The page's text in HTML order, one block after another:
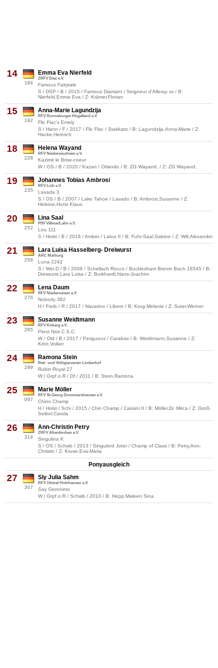
14
184
Emma Eva Nierfeld
ZRFV Diez e.V.
Famous Fairytale
S / DSP / B / 2015 / Famous Diamant / Seigneur d'Alleray xx / B:
Nierfeld,Emma Eva / Z: Krämer,Florian
15
192
Anna-Marie Lagundzija
RFV Ronneburger Hügelland e.V.
Flic Flac's Emely
S / Hann / F / 2017 / Flic Flac / Stakkato / B: Lagundzija,Anna-Marie / Z:
Hacke,Heinrich
18
228
Helena Wayand
RFV Niederzeuzheim e.V.
Kazimir le Brise-coeur
W / OS / B / 2020 / Kazan / Orlando / B: ZG Wayand, / Z: ZG Wayand,
19
235
Johannes Tobias Ambrosi
RFV Lich e.V.
Lavada 3
S / OS / B / 2007 / Lake Tahoe / Lavado / B: Ambrosi,Susanne / Z:
Heleine,Horst Klaus
20
252
Lina Saal
PSV Villmar/Lahn e.V.
Lou 111
S / Holst / B / 2018 / Amber / Latus II / B: Fuhr-Saal,Sabine / Z: Will,Alexander
21
258
Lara Luisa Hasselberg- Dreiwurst
ARC Marburg
Luna 2242
S / Wel.D / B / 2006 / Schellach Rocco / Bucklesham Brenin Bach 16545 / B:
Dreiwurst,Lara Luisa / Z: Burkhardt,Hans-Joachim
22
276
Lena Daum
RFV Niederneisen e.V.
Nobody 382
H / Freib / R / 2017 / Navarino / Libero / B: Krug,Melanie / Z: Suter,Werner
23
285
Susanne Weidtmann
RFV Kirberg e.V.
Pinot Noir C.S.C.
W / Old / B / 2017 / Perigueux / Carabas / B: Weidtmann,Susanne / Z:
Krön,Volker
24
299
Ramona Stein
Reit- und Voltigierverein Lindenhof
Rubin Royal 27
W / Grpf.o.R / Df / 2011 / B: Stein,Ramona
25
097
Marie Möller
RFV St.Georg Drommershausen e.V.
Chino Champ
H / Holst / Schi / 2015 / Chin Champ / Cassini II / B: Möller,Dr. Mirca / Z: Groß-
Seibel,Carola
26
314
Ann-Christin Petry
ZRFV Altenkirchen e.V.
Singulina K
S / OS / Schwb / 2013 / Singulord Joter / Champ of Class / B: Petry,Ann-
Christin / Z: Kruse,Eva-Maria
Ponyausgleich
27
307
Sly Julia Sahm
RFV Ulmtal-Holzhausen e.V.
Say Geronimo
W / Grpf.o.R / Schwb / 2010 / B: Hepp,Maleen Sina